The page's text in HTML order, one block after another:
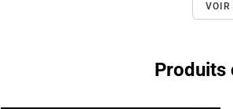
VOIR
Produits